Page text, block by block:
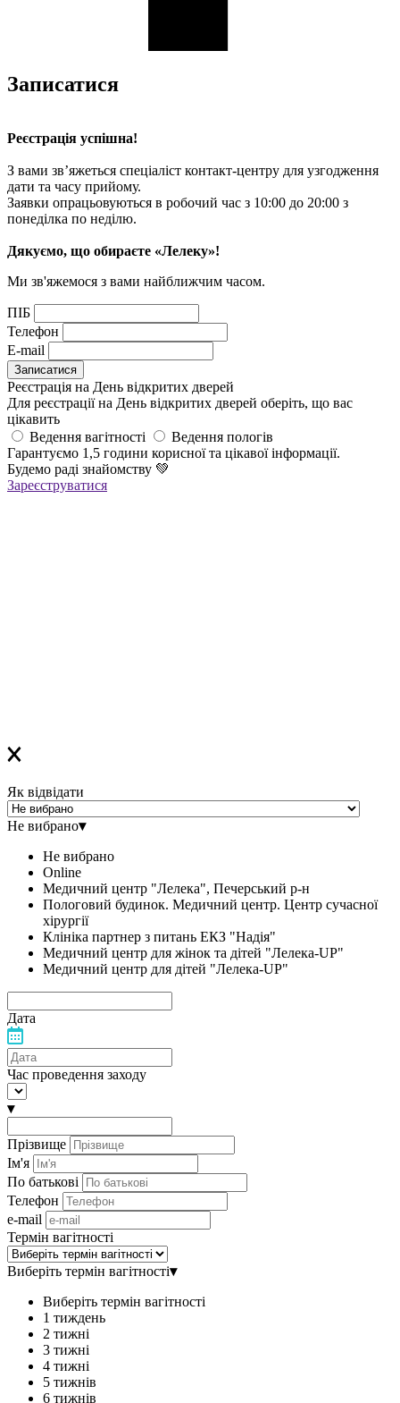
Записатися
Реєстрація успішна!
З вами зв’яжеться спеціаліст контакт-центру для узгодження
дати та часу прийому.
Заявки опрацьовуються в робочий час з 10:00 до 20:00 з
понеділка по неділю.
Дякуємо, що обираєте «Лелеку»!
Ми зв'яжемося з вами найближчим часом.
ПІБ
Телефон
E-mail
Реєстрація на День відкритих дверей
Для реєстрації на День відкритих дверей оберіть, що вас
цікавить
Ведення вагітності
Ведення пологів
Гарантуємо 1,5 години корисної та цікавої інформації.
Будемо раді знайомству 💚
Зареєструватися
Як відвідати
Не вибрано▾
Не вибрано
Online
Медичний центр "Лелека", Печерський р-н
Пологовий будинок. Медичний центр. Центр сучасної
хірургії
Клініка партнер з питань ЕКЗ "Надія"
Медичний центр для жінок та дітей "Лелека-UP"
Медичний центр для дітей "Лелека-UP"
Дата
Час проведення заходу
▾
Прізвище
Ім'я
По батькові
Телефон
e-mail
Термін вагітності
Виберіть термін вагітності▾
Виберіть термін вагітності
1 тиждень
2 тижні
3 тижні
4 тижні
5 тижнів
6 тижнів